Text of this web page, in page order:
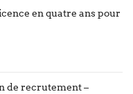
en quatre ans pour
de recrutement –